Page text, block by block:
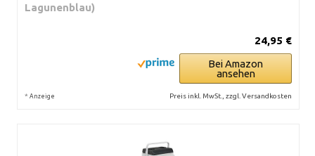
Lagunenblau)
24,95 €
Bei Amazon
ansehen
* Anzeige Preis inkl. MwSt., zzgl. Versandkosten